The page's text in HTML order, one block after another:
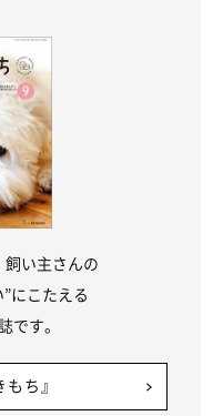
飼い主さんの
にこたえる
です。
ち』